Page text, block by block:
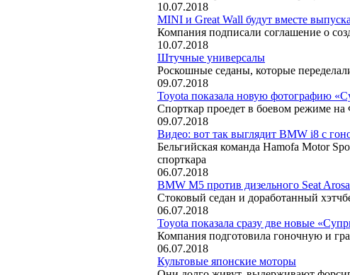
10.07.2018
MINI и Great Wall будут вместе
Компания подписали соглашение о
10.07.2018
Штучные универсалы
Роскошные седаны, которые
09.07.2018
Toyota показала новую фотографию
Спорткар проедет в боевом режиме на
09.07.2018
Видео: вот так выглядит BMW i8 с
Бельгийская команда Hamofa Motor
спорткара
06.07.2018
BMW M5 против дизельного Seat
Стоковый седан и доработанный
06.07.2018
Toyota показала сразу две новые
Компания подготовила гоночную и
06.07.2018
Культовые японские моторы